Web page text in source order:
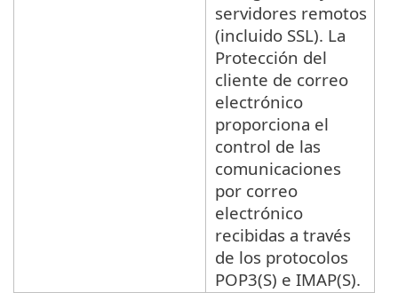
servidores remotos
(incluido SSL). La
Protección del
cliente de correo
electrónico
proporciona el
control de las
comunicaciones
por correo
electrónico
recibidas a través
de los protocolos
POP3(S) e IMAP(S).